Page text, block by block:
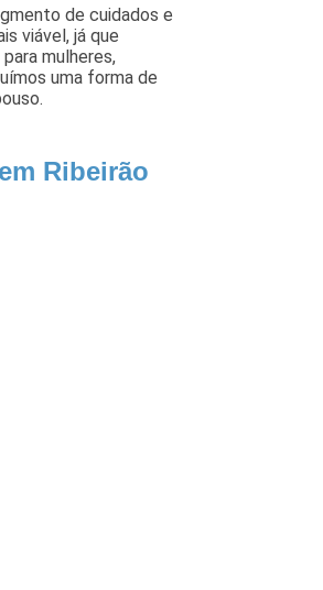
de cuidados e
viável, já que
mulheres,
uma forma de
Ribeirão